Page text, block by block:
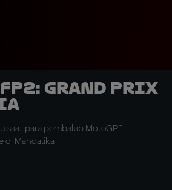
FP2: Grand Prix
saat para pembalap MotoGP™
di Mandalika